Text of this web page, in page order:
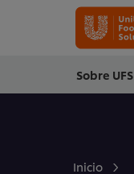
Sobre UFS
Inicio